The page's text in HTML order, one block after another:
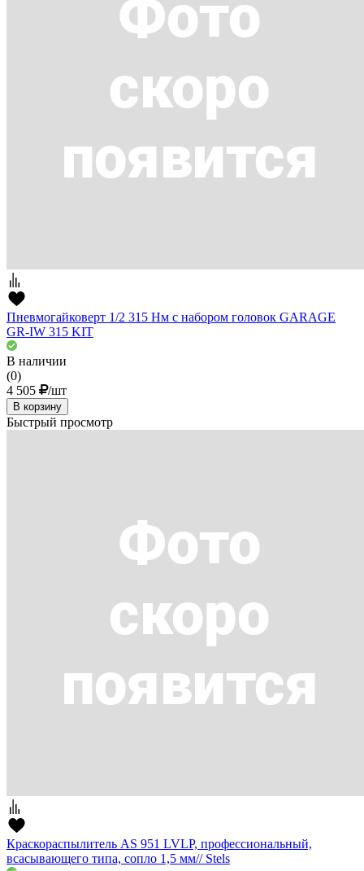
Пневмогайковерт 1/2 315 Нм с набором головок GARAGE
GR-IW 315 KIT
В наличии
(0)
4 505
/шт
В корзину
Быстрый просмотр
Краскораспылитель AS 951 LVLP, профессиональный,
всасывающего типа, сопло 1,5 мм// Stels